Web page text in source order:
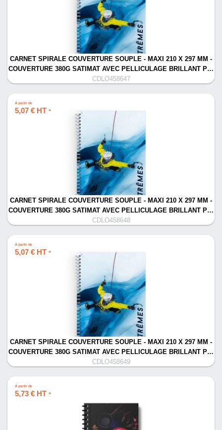
CARNET SPIRALE COUVERTURE SOUPLE - MAXI 210 X 297 MM -
COUVERTURE 380G SATIMAT AVEC PELLICULAGE BRILLANT P…
CDLO458647
À partir de
5,07 € HT *
CARNET SPIRALE COUVERTURE SOUPLE - MAXI 210 X 297 MM -
COUVERTURE 380G SATIMAT AVEC PELLICULAGE BRILLANT P…
CDLO458648
À partir de
5,07 € HT *
CARNET SPIRALE COUVERTURE SOUPLE - MAXI 210 X 297 MM -
COUVERTURE 380G SATIMAT AVEC PELLICULAGE BRILLANT P…
CDLO458649
À partir de
5,73 € HT *